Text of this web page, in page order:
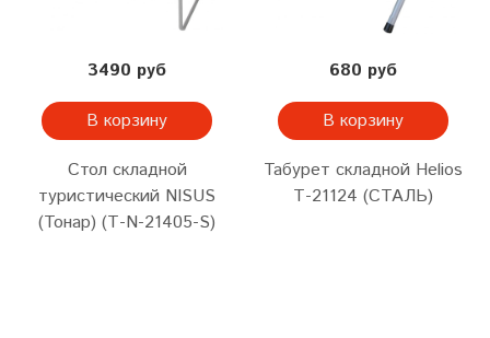
3490 руб
В корзину
Стол складной
туристический NISUS
(Тонар) (Т-N-21405-S)
680 руб
В корзину
Табурет складной Helios
Т-21124 (СТАЛЬ)